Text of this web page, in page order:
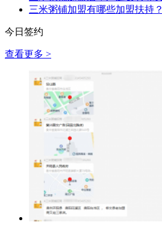
三米粥铺加盟有哪些加盟扶持？
今日签约
查看更多 >